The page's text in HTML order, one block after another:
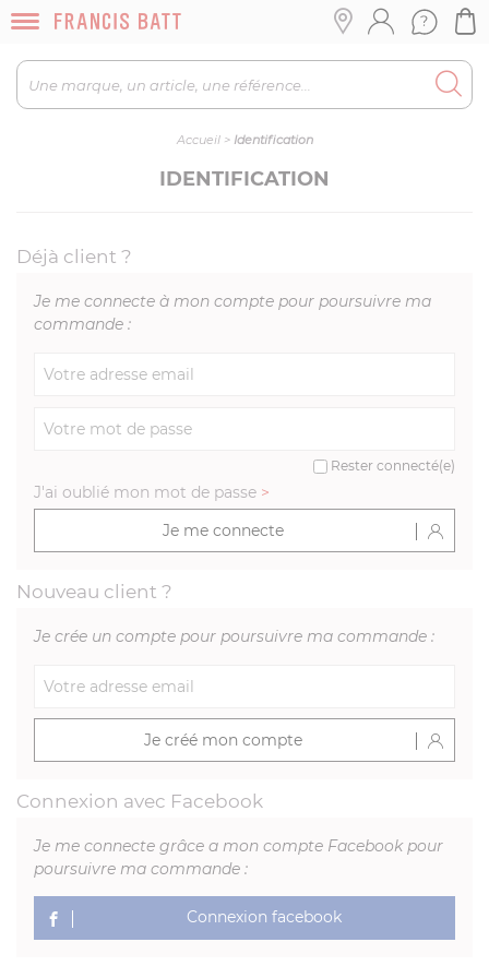
Accueil> Identification
IDENTIFICATION
Déjà client ?
Je me connecte à mon compte pour poursuivre ma
commande :
Rester connecté(e)
J'ai oublié mon mot de passe >
Je me connecte
Nouveau client ?
Je crée un compte pour poursuivre ma commande :
Je créé mon compte
Connexion avec Facebook
Je me connecte grâce a mon compte Facebook pour
poursuivre ma commande :
Connexion facebook